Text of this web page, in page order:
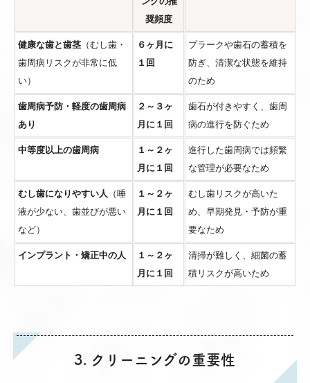
奨頻度
健康な歯と歯茎 （むし歯・
歯周病リスクが非常に低
い）
６ヶ月に
１回
プラークや歯石の蓄積を
防ぎ、清潔な状態を維持
のため
歯周病予防・軽度の歯周病
あり
２～３ヶ
月に１回
歯石が付きやすく、歯周
病の進行を防ぐため
中等度以上の歯周病
１～２ヶ
月に１回
進行した歯周病では頻繁
な管理が必要なため
むし歯になりやすい人
（唾
液が少ない、歯並びが悪い
など）
１～２ヶ
月に１回
むし歯リスクが高いた
め、早期発見・予防が重
要なため
インプラント・矯正中の人
１～２ヶ
月に１回
清掃が難しく、細菌の蓄
積リスクが高いため
3. クリーニングの重要性